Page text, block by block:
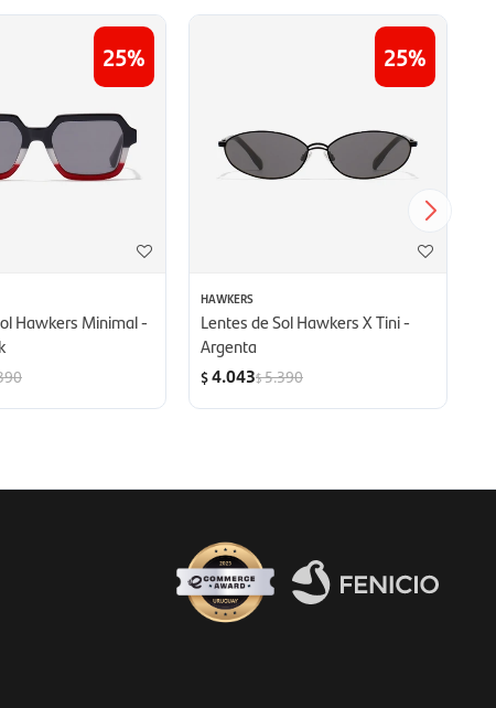
25
Hawkers Minimal -
25
HAWKERS
Lentes de Sol Hawkers X Tini -
Argenta
$4.043$5.390